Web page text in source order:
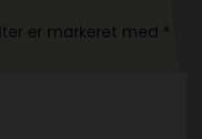
er markeret med *